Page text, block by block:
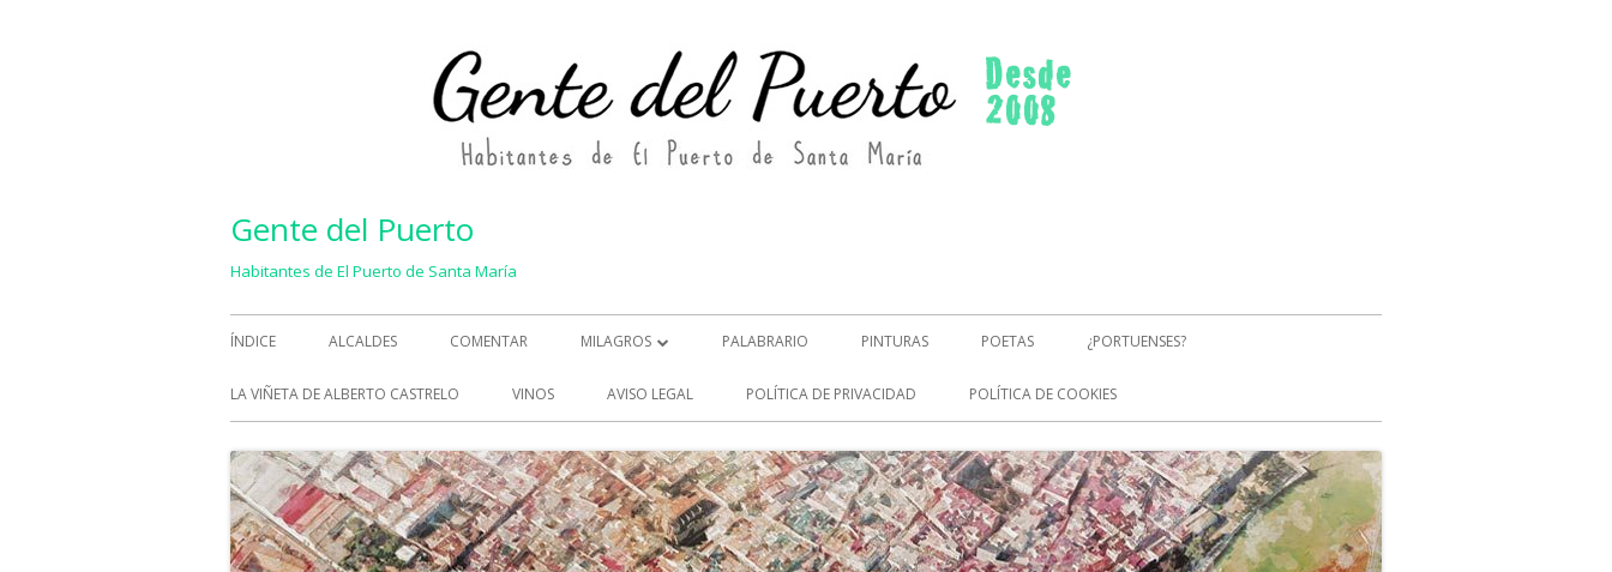
Gente del Puerto
Habitantes de El Puerto de Santa María
Menú
principal
ÍNDICE ALCALDES COMENTAR MILAGROS
MILAGROS (2)
PALABRARIO PINTURAS POETAS ¿PORTUENSES?
LA VIÑETA DE ALBERTO CASTRELO VINOS AVISO LEGAL POLÍTICA DE PRIVACIDAD POLÍTICA DE COOKIES